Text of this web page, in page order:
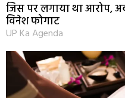
जिस पर लगाया था आरोप,
विनेश फोगाट
UP Ka Agenda